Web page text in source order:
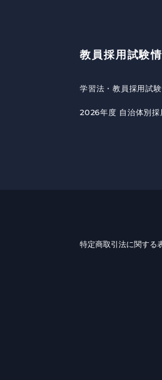
教員採用試験
学習法・教員採用試
2026年度 自治体別採
特定商取引法に関する